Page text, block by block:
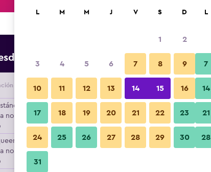
Oferta más barata de precio por noche
Proveedor Total noche
no
$5,144 Ver oferta
no
L M M J V S D
1 2
3 4 5 6 7 8 9
10 11 12 13 14 15 16
17 18 19 20 21 22 23
24 25 26 27 28 29 30
31
L
7
14
21
28